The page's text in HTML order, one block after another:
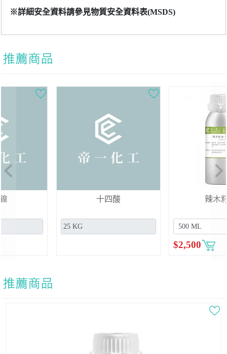
※詳細安全資料請參見物質安全資料表(MSDS)
Previous